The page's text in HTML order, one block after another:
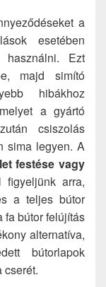
a
esetében
Ezt
majd simító
hibákhoz
a gyártó
csiszolás
sima legyen. A
festése vagy
figyeljünk arra,
a teljes bútor
fa bútor felújítás
alternatíva,
bútorlapok
cserét.